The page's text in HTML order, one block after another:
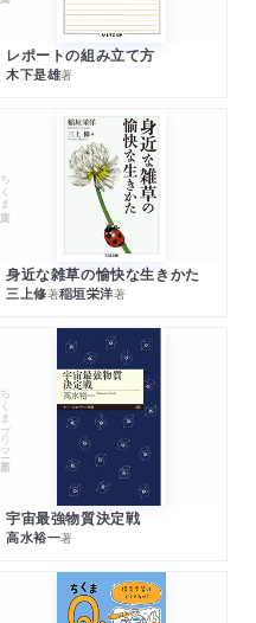
レポートの組み立て方
木下是雄著
ちくま文庫
身近な雑草の愉快な生きかた
三上修著稲垣栄洋著
ちくまプリマー新書
宇宙最強物質決定戦
高水裕一著